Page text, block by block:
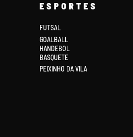
ESPORTES
FUTSAL
GOALBALL
HANDEBOL
BASQUETE
PEIXINHO DA VILA